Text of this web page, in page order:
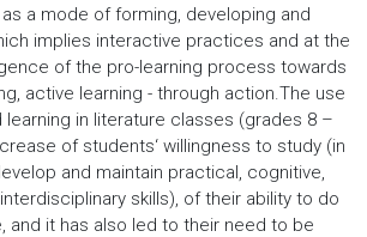
a mode of forming, developing and
implies interactive practices and at the
of the pro-learning process towards
active learning - through action.The use
in literature classes (grades 8 –
of students‘ willingness to study (in
and maintain practical, cognitive,
skills), of their ability to do
and it has also led to their need to be